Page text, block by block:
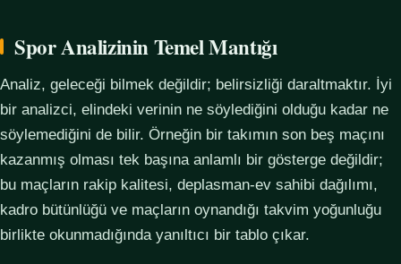
Spor Analizinin Temel Mantığı
Analiz, geleceği bilmek değildir; belirsizliği daraltmaktır. İyi
bir analizci, elindeki verinin ne söylediğini olduğu kadar ne
söylemediğini de bilir. Örneğin bir takımın son beş maçını
kazanmış olması tek başına anlamlı bir gösterge değildir;
bu maçların rakip kalitesi, deplasman-ev sahibi dağılımı,
kadro bütünlüğü ve maçların oynandığı takvim yoğunluğu
birlikte okunmadığında yanıltıcı bir tablo çıkar.